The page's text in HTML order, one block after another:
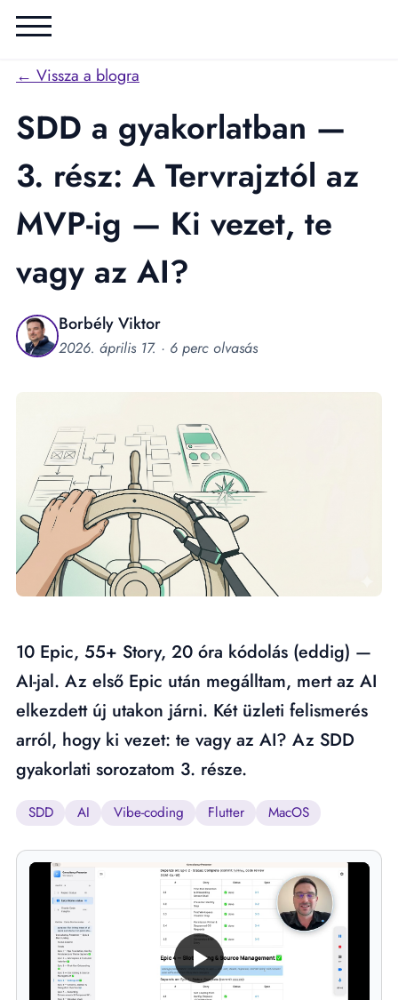
← Vissza a blogra
SDD a gyakorlatban —
3. rész: A Tervrajztól az
MVP-ig — Ki vezet, te
vagy az AI?
Borbély Viktor
2026. április 17. · 6 perc olvasás
10 Epic, 55+ Story, 20 óra kódolás (eddig) —
AI-jal. Az első Epic után megálltam, mert az AI
elkezdett új utakon járni. Két üzleti felismerés
arról, hogy ki vezet: te vagy az AI? Az SDD
gyakorlati sorozatom 3. része.
SDD AI Vibe-coding Flutter MacOS